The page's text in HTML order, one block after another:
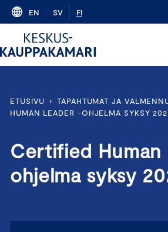
Skip
content
EN SV FI
ETUSIVU › TAPAHTUMAT JA
HUMAN LEADER -OHJELMA SYKSY
Certified
ohjelma syksy